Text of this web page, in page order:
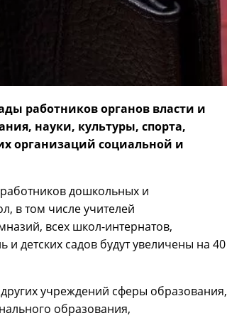
работников органов власти и
науки, культуры, спорта,
организаций социальной и
дошкольных и
в том числе учителей
всех школ-интернатов,
детских садов будут увеличены на 40
учреждений сферы образования,
образования,